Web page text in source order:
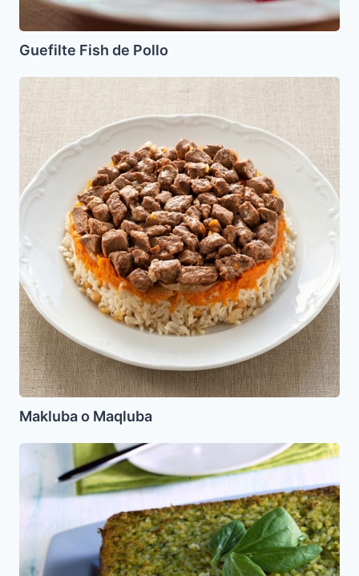
Guefilte Fish de Pollo
Makluba o Maqluba